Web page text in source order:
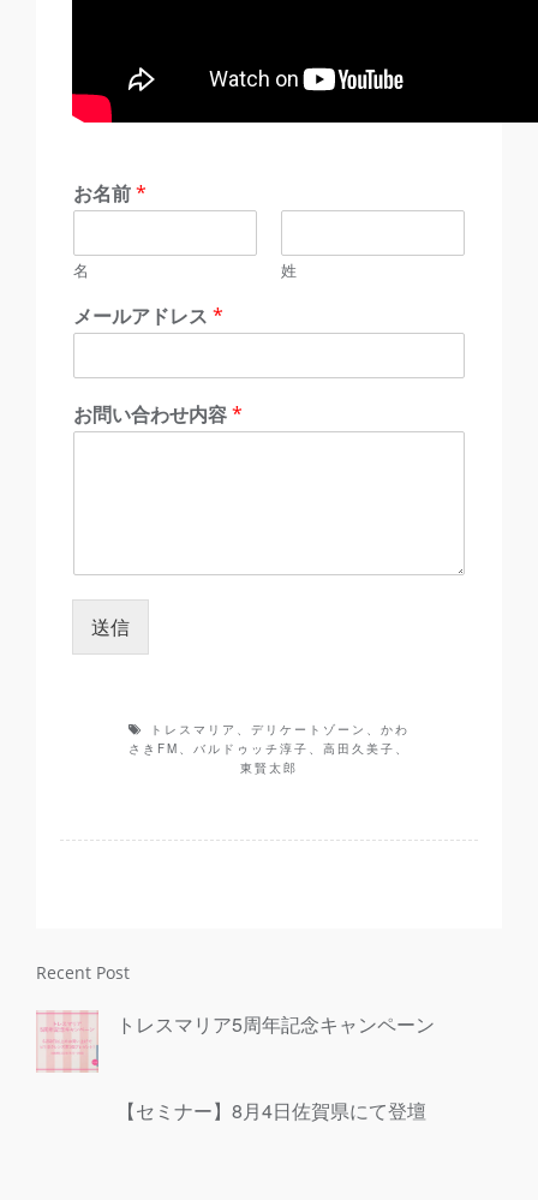
お名前*
名 姓
メールアドレス *
お問い合わせ内容*
送信
トレスマリア、デリケートゾーン、かわ
さきFM、バルドゥッチ淳子、高田久美子、
東賢太郎
Recent Post
トレスマリア5周年記念キャンペーン
【セミナー】8月4日佐賀県にて登壇